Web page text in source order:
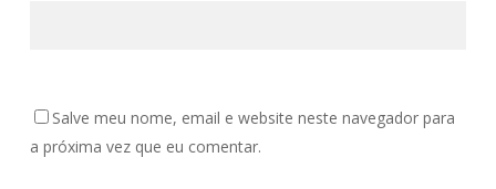
Salve meu nome, email e website neste navegador para
a próxima vez que eu comentar.